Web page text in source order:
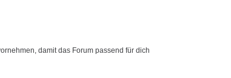
damit das Forum passend für dich